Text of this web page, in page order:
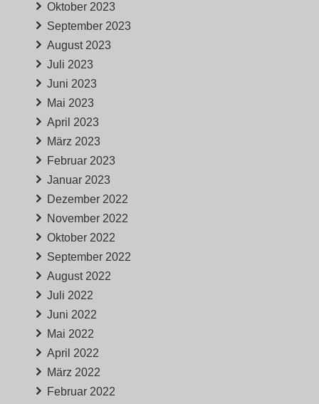
Oktober 2023
September 2023
August 2023
Juli 2023
Juni 2023
Mai 2023
April 2023
März 2023
Februar 2023
Januar 2023
Dezember 2022
November 2022
Oktober 2022
September 2022
August 2022
Juli 2022
Juni 2022
Mai 2022
April 2022
März 2022
Februar 2022